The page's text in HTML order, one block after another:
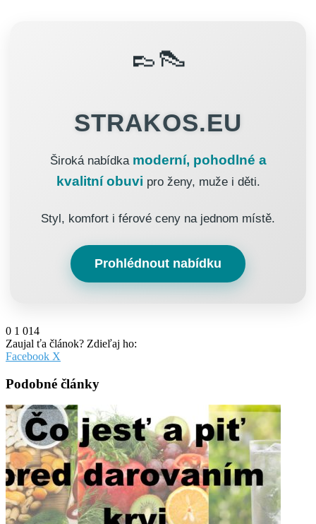
👞👠
STRAKOS.EU
Široká nabídka moderní, pohodlné a
kvalitní obuvi pro ženy, muže i děti.
Styl, komfort i férové ceny na jednom místě.
Prohlédnout nabídku
0 1 014
Zaujal ťa článok? Zdieľaj ho:
Facebook X
Email
Podobné články